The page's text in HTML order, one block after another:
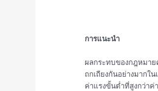
การแนะนำ
ผลกระทบของกฎหมาย
ถกเถียงกันอย่างมากใ
ค่าแรงขั้นต่ำที่สูงกว่าค่